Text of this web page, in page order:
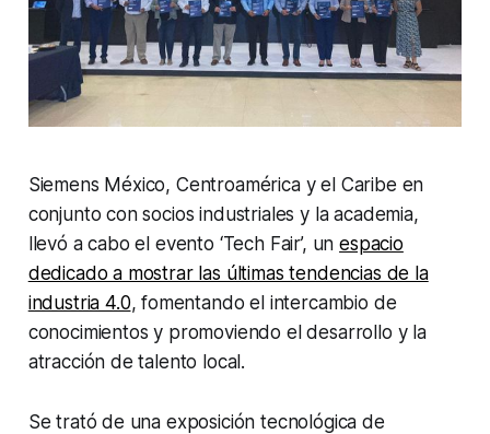
Siemens México, Centroamérica y el Caribe en
conjunto con socios industriales y la academia,
llevó a cabo el evento ‘Tech Fair’, unespacio
dedicado a mostrar las últimas tendencias de la
industria 4.0, fomentando el intercambio de
conocimientos y promoviendo el desarrollo y la
atracción de talento local.
Se trató de una exposición tecnológica de